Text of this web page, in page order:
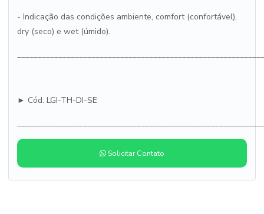
- Indicação das condições ambiente, comfort (confortável),
dry (seco) e wet (úmido).
► Cód. LGI-TH-DI-SE
Solicitar Contato